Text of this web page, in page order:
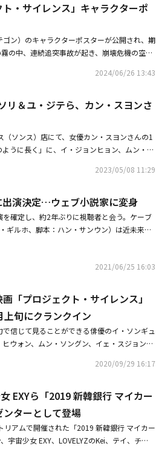
子供時代から見てきた様々なキャラクターの
の中で助けになると判断すると、迷わずに楽
者を様々な分野で使ってくださるので、楽し
善良な心、悪い心、思いやり、利己心を持っ
兄さんたちを思い出した。ガスの配達をし
んだ）。理由はない。このようなイメージを
々なスタイリングを経て誕生したキャラクタ
サイレンス」の責任研究員で、ミステリアス
ナリオを読んだとき、斬新でユニークだなと
いう設定がよかった」と伝えた。続けて「撮
も終わりが見えなかった。撮影現場でも同じ
ンミン役に扮し、堂々とした強靭なキャラク
助けてもらった」とし、「ギョンミンは気難
きるようにしてくださったおかげで、楽しく
イナルエクスプレス』を通じて成長した私
もじであるほど。現場でも同じだったと思
とができ、力をたくさん得た。ギョンミンに
監督は「日常的な空間に映画の要素が加わっ
ことができるか悩んだ。空港に向かうときに
を描き出したら、面白そうだと思った。災難
レンス」は、韓国で7月12日に公開される。
クト・サイレンス」メインポスターと予告編
・サイレンス」キャラクターポ
ン）のキャラクターポスターが公開され、期
の中、連続追突事故が起き、崩壊危機の空港
官ジョンウォン（イ・ソンギュン）と、彼の
で災難に見舞われた親子が「出ないと。ここ
した台詞のように、史上最悪の災難から脱出
ッカー運転手のチョバク（チュ・ジフン）は
スを聞き、急いで空港大橋に到着するが、す
をうかがわせる。事件の発端となった「プロ
ウォン）は「僕のせいじゃない。あんなもの
1つもない姉妹だが、一触即発の危機的状況
家族の姿を見せ、観客の没入感を高めた。
2024/06/26 13:43
リ＆ユ・ジテら、カン・スヨンさ
ソンス）店にて、女優カン・スヨンさんの1
うに長く」に、イ・ジョンヒョン、ムン・ソ
、キム・ドンホ、パク・ボギュン長官、キ
ンホ監督、ムン・ソングン、チョン・ジヨン
さんの1周忌を迎えて追悼集「カン・スヨ
手紙も収録・カン・スヨンさんの1周忌を迎
2023/05/08 11:29
演決定…ウェブ小説家に変身
確定し、約2年ぶりに視聴者と会う。ケーブ
ギルホ、脚本：ハン・サンウン）は近未来を
ク・ヒボンは劇中、ロマンスウェブ小説家の
ヒョンギョンの内面と行動を完璧に表現して
れまでドラマ「トッケビ～君がくれた愛しい
作品を通じて突拍子もなく憎むことができな
率をアピールしてきたパク・ヒボン。特にド
であり野心家のウィ・イェナムに変身して悪
イレンス」（仮題、監督：キム・テゴン）に
ンだったため、彼女が繊細に表現する新たな
マ「ハピネス」は、「青春の記録」「ウォッ
ルを問わず、細密な演出の力を発揮したア
実」「グッドワイフ」を執筆した脚本家の
ヒョンシク、チョ・ウジンらが出演を確定し
2021/06/25 16:03
「プロジェクト・サイレンス」
旬にクランクイン
信じて見ることができる俳優のイ・ソンギュ
ウォン、ムン・ソングン、イェ・スジョン、
。「プロジェクト・サイレンス」は一寸先も
ット性と演出力が認められたキム・テゴン監
「神と共に 第一章：罪と罰」「神と共に 第
のキム・ヨンファ監督が、「白頭山」に続
。映画「パラサイト 半地下の家族」で世界
一緒に災害状況に直面することになったチ
2020/09/29 16:17
EXYら「2019 新韓銀行 マイカー
ターとして登場
アムで開催された「2019 新韓銀行 マイカー
宇宙少女 EXY、LOVELYZのKei、テイ、チ